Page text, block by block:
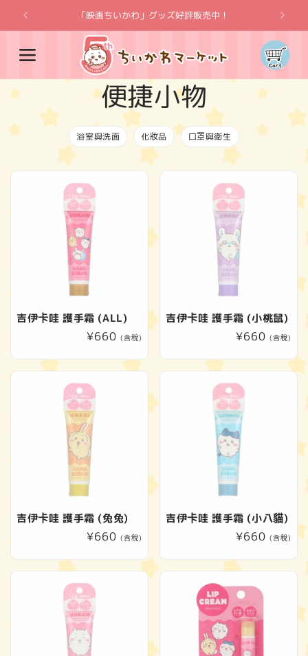
跳至內
容
「映画ちいかわ」グッズ好評販売中！ 「吉伊
購
物
車
商
品
便捷小物
浴室與洗面 化妝品 口罩與衛生
吉伊卡哇 護手霜 (ALL)
定
¥660 (含稅)
吉伊卡哇 護手霜 (小桃鼠)
定
¥660 (含稅)
吉伊卡哇 護手霜 (兔兔)
定
¥660 (含稅)
吉伊卡哇 護手霜 (小八貓)
定
¥660 (含稅)